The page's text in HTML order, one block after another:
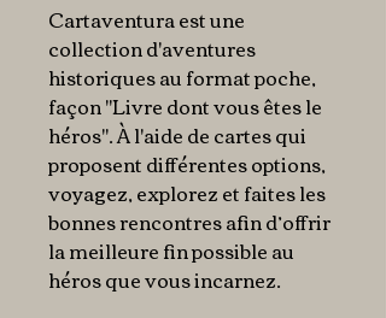
Cartaventura est une
collection d'aventures
historiques au format poche,
façon "Livre dont vous êtes le
héros". À l'aide de cartes qui
proposent différentes options,
voyagez, explorez et faites les
bonnes rencontres afin d’offrir
la meilleure fin possible au
héros que vous incarnez.